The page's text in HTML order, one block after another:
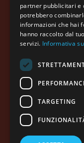
partner pubblicitari e
potrebbero
informazioni che hai
hanno raccolto dal
servizi. Informativa
TARGETING